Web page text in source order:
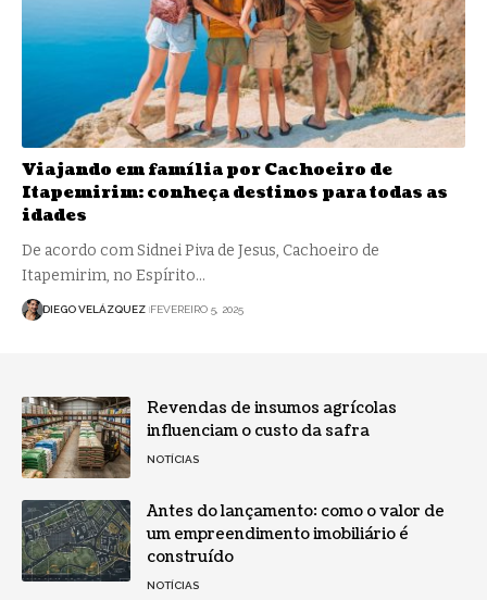
Viajando em família por Cachoeiro de
Itapemirim: conheça destinos para todas as
idades
De acordo com Sidnei Piva de Jesus, Cachoeiro de
Itapemirim, no Espírito…
DIEGO VELÁZQUEZ FEVEREIRO 5, 2025
Revendas de insumos agrícolas
influenciam o custo da safra
NOTÍCIAS
Antes do lançamento: como o valor de
um empreendimento imobiliário é
construído
NOTÍCIAS